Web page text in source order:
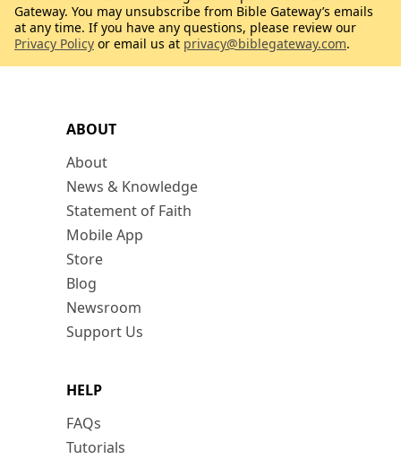
ABOUT
About
News & Knowledge
Statement of Faith
Mobile App
Store
Blog
Newsroom
Support Us
HELP
FAQs
Tutorials
Gateway. You may unsubscribe from Bible Gateway’s emails
at any time. If you have any questions, please review our
Privacy Policy or email us at privacy@biblegateway.com.